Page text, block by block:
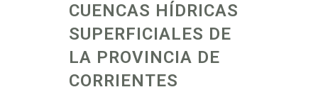
CUENCAS HÍDRICAS
SUPERFICIALES DE
LA PROVINCIA DE
CORRIENTES